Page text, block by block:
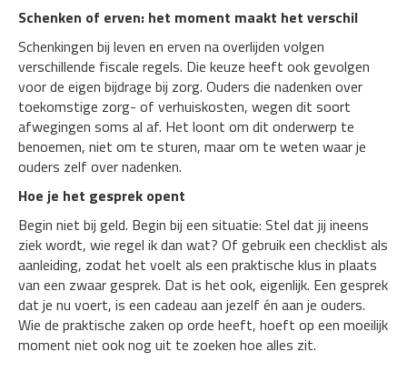
Schenken of erven: het moment maakt het verschil
Schenkingen bij leven en erven na overlijden volgen
verschillende fiscale regels. Die keuze heeft ook gevolgen
voor de eigen bijdrage bij zorg. Ouders die nadenken over
toekomstige zorg- of verhuiskosten, wegen dit soort
afwegingen soms al af. Het loont om dit onderwerp te
benoemen, niet om te sturen, maar om te weten waar je
ouders zelf over nadenken.
Hoe je het gesprek opent
Begin niet bij geld. Begin bij een situatie: Stel dat jij ineens
ziek wordt, wie regel ik dan wat? Of gebruik een checklist als
aanleiding, zodat het voelt als een praktische klus in plaats
van een zwaar gesprek. Dat is het ook, eigenlijk. Een gesprek
dat je nu voert, is een cadeau aan jezelf én aan je ouders.
Wie de praktische zaken op orde heeft, hoeft op een moeilijk
moment niet ook nog uit te zoeken hoe alles zit.